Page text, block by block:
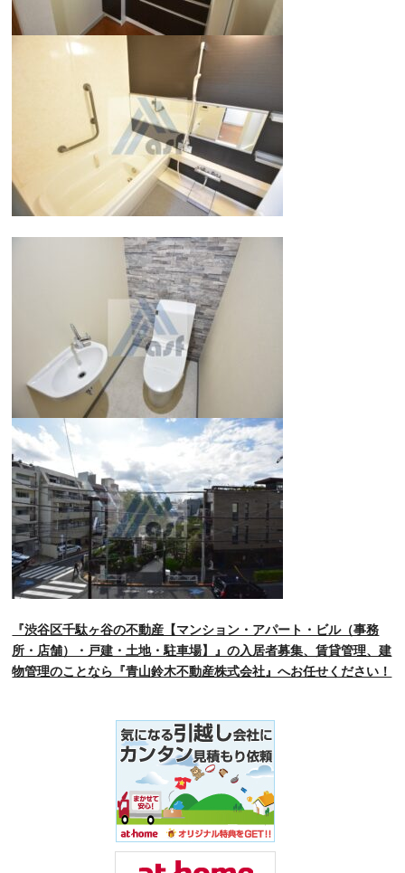
『渋谷区千駄ヶ谷の不動産【マンション・アパート・ビル（事務
所・店舗）・戸建・土地・駐車場】』の入居者募集、賃貸管理、建
物管理のことなら『青山鈴木不動産株式会社』へお任せください！